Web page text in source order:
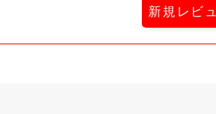
新規レビ